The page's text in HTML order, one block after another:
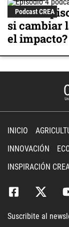
Podcast CREA
Nuevo
si cambiar
el impacto?
INICIO
INNOVACIÓN
INSPIRACIÓN
Suscribite al